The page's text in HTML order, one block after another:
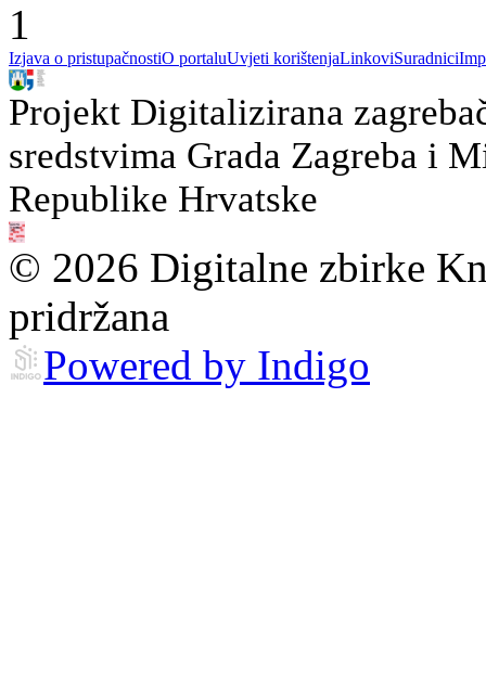
1
Izjava o pristupačnostiO portaluUvjeti korištenjaLinkoviSuradnici
Projekt Digitalizirana
sredstvima Grada Zagreba i
Republike Hrvatske
© 2026 Digitalne zbirke
pridržana
Powered by Indigo